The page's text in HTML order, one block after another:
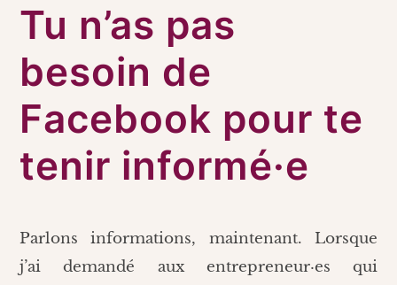
Tu n’as pas
besoin de
Facebook pour te
tenir informé·e
Parlons informations, maintenant. Lorsque
j’ai demandé aux entrepreneur·es qui